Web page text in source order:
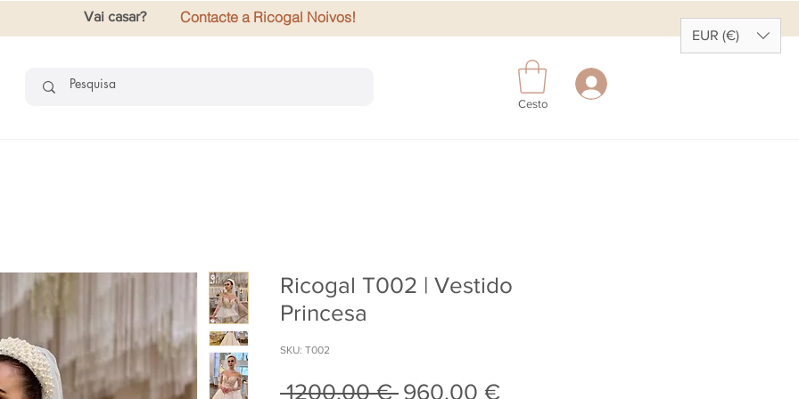
EUR (€)
Vai casar? Contacte a Ricogal Noivos!
Cesto
Ricogal T002 | Vestido
Princesa
SKU: T002
1200,00 € Preço normal
960,00 €